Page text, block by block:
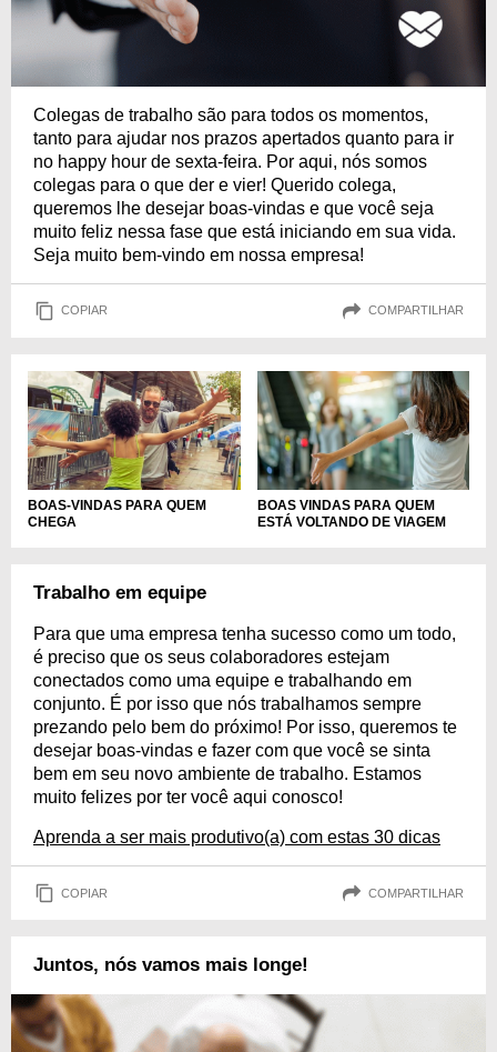
Colegas de trabalho são para todos os momentos,
tanto para ajudar nos prazos apertados quanto para ir
no happy hour de sexta-feira. Por aqui, nós somos
colegas para o que der e vier! Querido colega,
queremos lhe desejar boas-vindas e que você seja
muito feliz nessa fase que está iniciando em sua vida.
Seja muito bem-vindo em nossa empresa!
COPIAR COMPARTILHAR
BOAS-VINDAS PARA QUEM
CHEGA
BOAS VINDAS PARA QUEM
ESTÁ VOLTANDO DE VIAGEM
Trabalho em equipe
Para que uma empresa tenha sucesso como um todo,
é preciso que os seus colaboradores estejam
conectados como uma equipe e trabalhando em
conjunto. É por isso que nós trabalhamos sempre
prezando pelo bem do próximo! Por isso, queremos te
desejar boas-vindas e fazer com que você se sinta
bem em seu novo ambiente de trabalho. Estamos
muito felizes por ter você aqui conosco!
Aprenda a ser mais produtivo(a) com estas 30 dicas
COPIAR COMPARTILHAR
Juntos, nós vamos mais longe!